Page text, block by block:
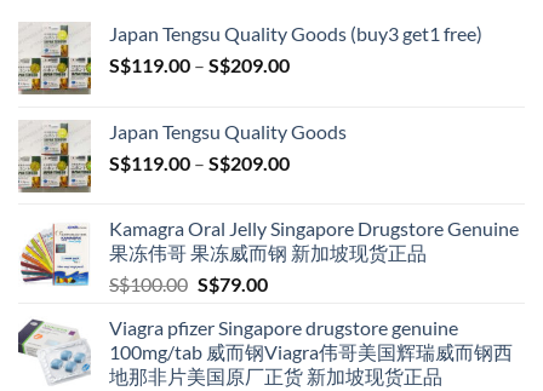
Japan Tengsu Quality Goods (buy3 get1 free)
S$119.00 – S$209.00Price
through
S$209.00
Japan Tengsu Quality Goods
S$119.00 – S$209.00Price
through
S$209.00
Kamagra Oral Jelly Singapore Drugstore Genuine
果冻伟哥 果冻威而钢 新加坡现货正品
S$100.00 Original
was:
S$100.00.
S$79.00Current
is:
S$79.00.
Viagra pfizer Singapore drugstore genuine
100mg/tab 威而钢Viagra伟哥美国辉瑞威而钢西
地那非片美国原厂正货 新加坡现货正品